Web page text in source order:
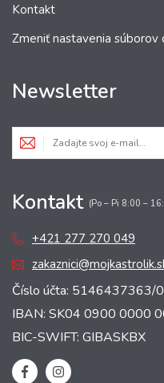
Kontakt
Zmeniť nastavenia súborov
Newsletter
Kontakt (Po – Pi 8:00 –
+421 277 270 049
Číslo účta: 5146437363/
IBAN: SK04 0900 0000
BIC-SWIFT: GIBASKBX